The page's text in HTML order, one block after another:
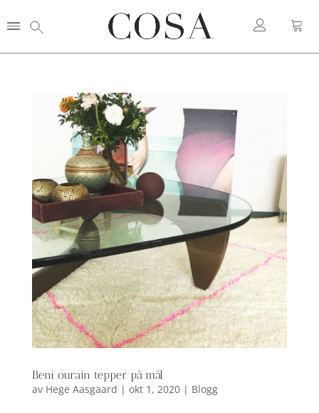
Beni ourain tepper på mål
av Hege Aasgaard | okt 1, 2020| Blogg